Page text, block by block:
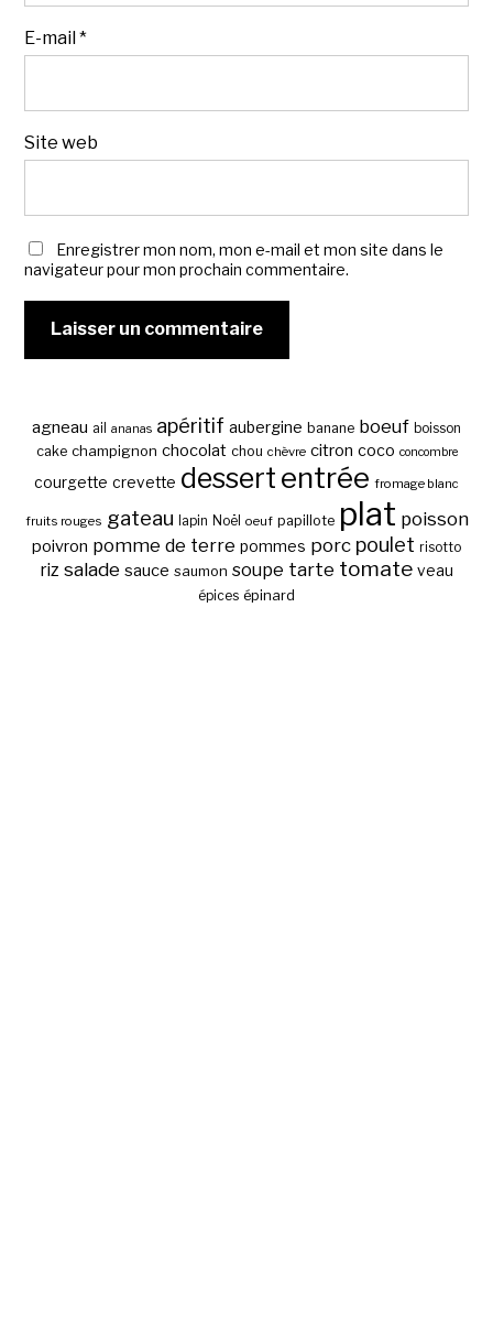
E-mail*
Site web
Enregistrer mon nom, mon e-mail et mon site dans le
navigateur pour mon prochain commentaire.
agneau ail ananas apéritif aubergine banane boeuf boisson
cake champignon chocolat chou chèvre citron coco concombre
courgette crevette dessert entrée fromage blanc
fruits rouges gateau lapin Noël oeuf papillote plat poisson
poivron pomme de terre pommes porc poulet risotto
riz salade sauce saumon soupe tarte tomate veau
épices épinard